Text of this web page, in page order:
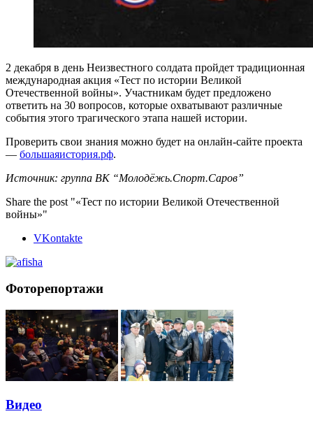
2 декабря в день Неизвестного солдата пройдет традиционная
международная акция «Тест по истории Великой
Отечественной войны». Участникам будет предложено
ответить на 30 вопросов, которые охватывают различные
события этого трагического этапа нашей истории.
Проверить свои знания можно будет на онлайн-сайте проекта
— большаяистория.рф.
Источник: группа ВК “Молодёжь.Спорт.Саров”
Share the post "«Тест по истории Великой Отечественной
войны»"
VKontakte
Фоторепортажи
Видео